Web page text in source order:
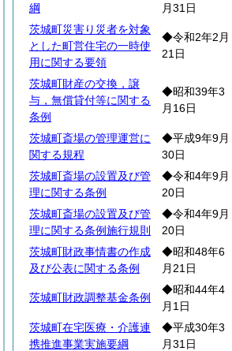
綱
月31日
茨城町災害り災者を対象
とした町営住宅の一時使
用に関する要領
◆令和2年2月
21日
茨城町財産の交換，譲
与，無償貸付等に関する
条例
◆昭和39年3
月16日
茨城町斎場の管理運営に
関する規程
◆平成9年9月
30日
茨城町斎場の設置及び管
理に関する条例
◆令和4年9月
20日
茨城町斎場の設置及び管
理に関する条例施行規則
◆令和4年9月
20日
茨城町財政事情書の作成
及び公表に関する条例
◆昭和48年6
月21日
茨城町財政調整基金条例
◆昭和44年4
月1日
茨城町在宅医療・介護連
携推進事業実施要綱
◆平成30年3
月31日